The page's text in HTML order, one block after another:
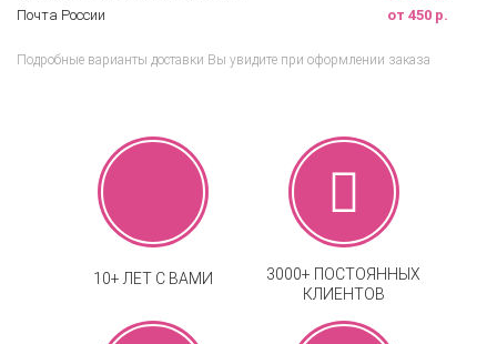
Почта России
от 450 р.
Подробные варианты доставки Вы увидите при оформлении заказа
10+ ЛЕТ С ВАМИ
3000+ ПОСТОЯННЫХ
КЛИЕНТОВ